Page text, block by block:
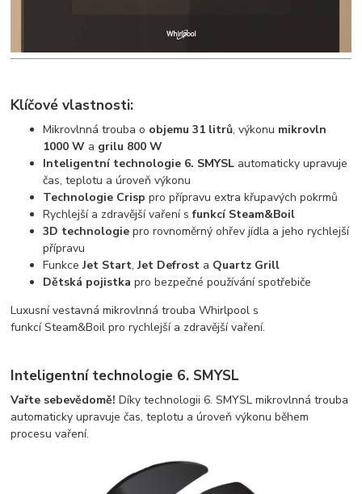
Klíčové vlastnosti:
Mikrovlnná trouba o objemu 31 litrů, výkonu mikrovln
1000 W a grilu 800 W
Inteligentní technologie 6. SMYSL automaticky upravuje
čas, teplotu a úroveň výkonu
Technologie Crisp pro přípravu extra křupavých pokrmů
Rychlejší a zdravější vaření sfunkcí Steam&Boil
3D technologie pro rovnoměrný ohřev jídla a jeho rychlejší
přípravu
FunkceJet Start,Jet Defrost a Quartz Grill
Dětská pojistka pro bezpečné používání spotřebiče
Luxusní vestavná mikrovlnná trouba Whirlpool s
funkcí Steam&Boil pro rychlejší a zdravější vaření.
Inteligentní technologie 6. SMYSL
Vařte sebevědomě!Díky technologii 6. SMYSL mikrovlnná trouba
automaticky upravuje čas, teplotu a úroveň výkonu během
procesu vaření.